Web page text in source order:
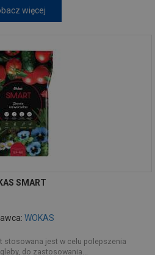
więcej
SMART
WOKAS
stosowana jest w celu polepszenia
do zastosowania...